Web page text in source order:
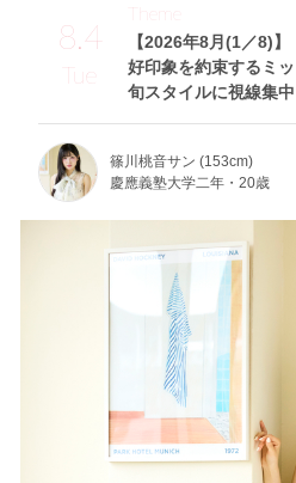
8.4
Tue
【2026年8月(1／8)】
好印象を約束するミ
旬スタイルに視線集
Theme
篠川桃音サン (153cm)
慶應義塾大学二年・20歳